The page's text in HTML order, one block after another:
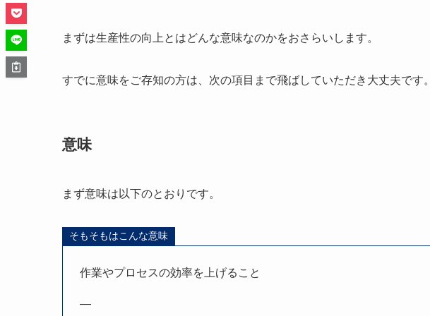
まずは生産性の向上とはどんな意味なのかをおさらいします。
すでに意味をご存知の方は、次の項目まで飛ばしていただき大丈夫です。
意味
まず意味は以下のとおりです。
そもそもはこんな意味
作業やプロセスの効率を上げること
—